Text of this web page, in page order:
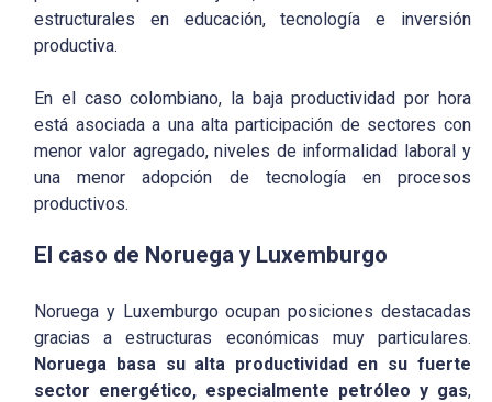
estructurales en educación, tecnología e inversión
productiva.
En el caso colombiano, la baja productividad por hora
está asociada a una alta participación de sectores con
menor valor agregado, niveles de informalidad laboral y
una menor adopción de tecnología en procesos
productivos.
El caso de Noruega y Luxemburgo
Noruega y Luxemburgo ocupan posiciones destacadas
gracias a estructuras económicas muy particulares.
Noruega basa su alta productividad en su fuerte
sector energético, especialmente petróleo y gas,